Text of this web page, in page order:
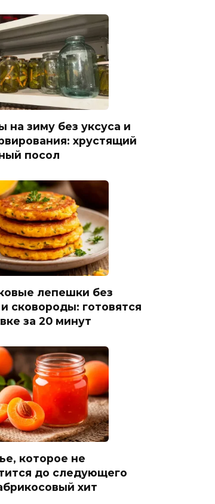
на зиму без уксуса и
хрустящий
посол
лепешки без
сковороды: готовятся
за 20 минут
которое не
до следующего
хит